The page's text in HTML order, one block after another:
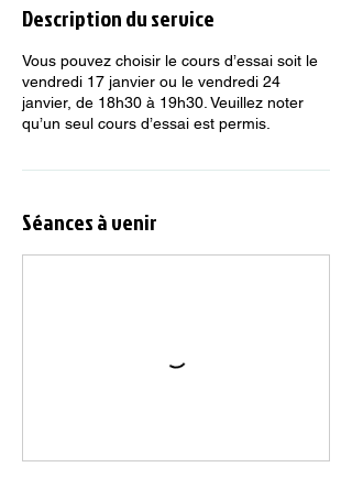
Description du service
Vous pouvez choisir le cours d’essai soit le
vendredi 17 janvier ou le vendredi 24
janvier, de 18h30 à 19h30. Veuillez noter
qu’un seul cours d’essai est permis.
Séances à venir